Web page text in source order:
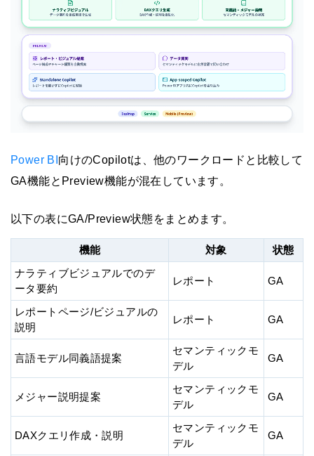
Power BI 向けのCopilotは、他のワークロードと比較して
GA機能とPreview機能が混在しています。
以下の表にGA/Preview状態をまとめます。
機能 対象
状態
ナラティブビジュアルでのデ
ータ要約
レポート GA
レポートページ/ビジュアルの
説明
レポート GA
言語モデル同義語提案
セマンティックモ
デル
GA
メジャー説明提案
セマンティックモ
デル
GA
DAXクエリ作成・説明
セマンティックモ
デル
GA